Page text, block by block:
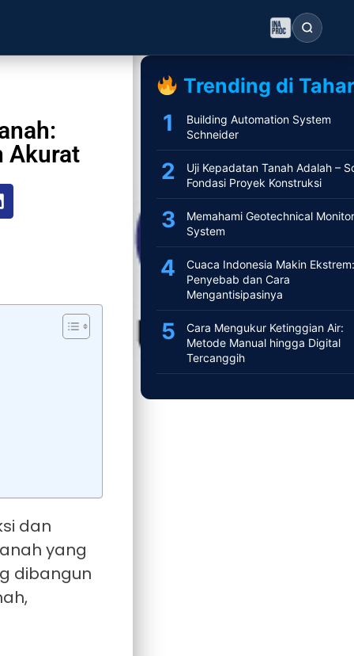
Akurat
dan
yang
dibangun
Postingan Lainnya
Trending di
Building Automation System
Schneider
Uji Kepadatan Tanah Adalah –
Fondasi Proyek Konstruksi
Memahami Geotechnical
System
Cuaca Indonesia Makin Ekstrem:
Penyebab dan Cara
Mengantisipasinya
Cara Mengukur Ketinggian Air:
Metode Manual hingga Digital
Tercanggih